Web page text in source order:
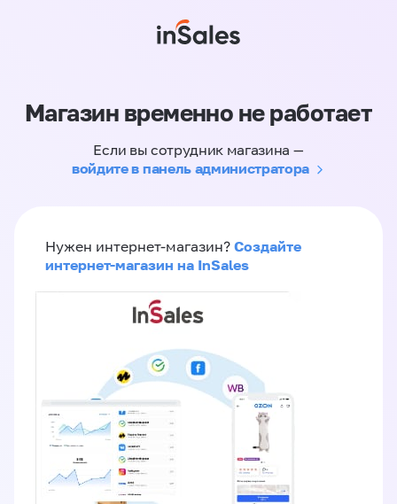
Магазин временно не работает
Если вы сотрудник магазина —
войдите в панель администратора
Нужен интернет-магазин? Создайте
интернет-магазин на InSales